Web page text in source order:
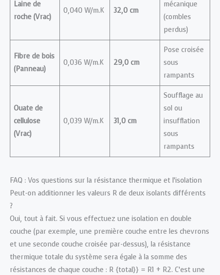
Laine de
roche (Vrac)
0,040 W/m.K 32,0 cm
mécanique
(combles
perdus)
Fibre de bois
(Panneau)
0,036 W/m.K 29,0 cm
Pose croisée
sous
rampants
Ouate de
cellulose
(Vrac)
0,039 W/m.K 31,0 cm
Soufflage au
sol ou
insufflation
sous
rampants
FAQ : Vos questions sur la résistance thermique et l’isolation
Peut-on additionner les valeurs R de deux isolants différents
?
Oui, tout à fait. Si vous effectuez une isolation en double
couche (par exemple, une première couche entre les chevrons
et une seconde couche croisée par-dessus), la résistance
thermique totale du système sera égale à la somme des
résistances de chaque couche : R {total}} = R1 + R2. C’est une